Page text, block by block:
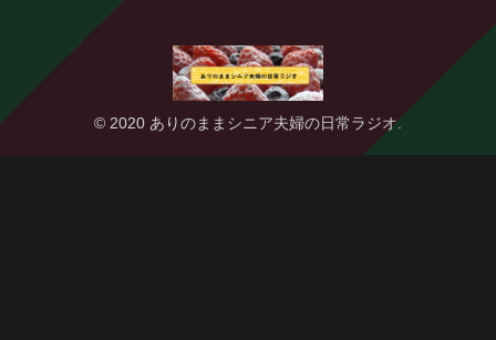
© 2020 ありのままシニア夫婦の日常ラジオ.